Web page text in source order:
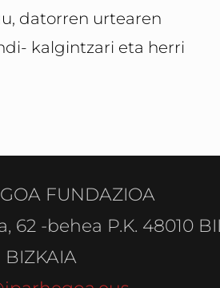
datorren urtearen
kalgintzari eta herri
FUNDAZIOA
62 -behea P.K. 48010
BIZKAIA